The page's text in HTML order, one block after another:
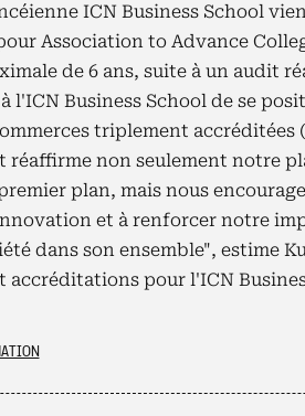
ICN Business School
Association to Advance
de 6 ans, suite à un audit
l'ICN Business School de se
triplement accréditées
réaffirme non seulement notre
plan, mais nous
et à renforcer notre
dans son ensemble", estime
accréditations pour l'ICN